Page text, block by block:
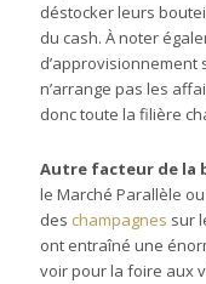
déstocker leurs
du cash. À noter
d’approvisionnement
n’arrange pas les
donc toute la filière
Autre facteur de la
le Marché Parallèle
des champagnes sur
ont entraîné une
voir pour la foire aux